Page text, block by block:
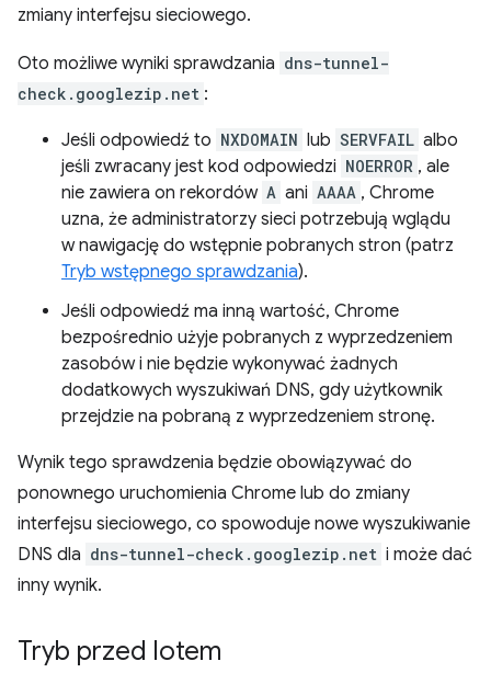
zmiany interfejsu sieciowego.
Oto możliwe wyniki sprawdzania dns-tunnel-
check.googlezip.net :
Jeśli odpowiedź to NXDOMAIN lub SERVFAIL albo
jeśli zwracany jest kod odpowiedzi NOERROR , ale
nie zawiera on rekordów A ani AAAA , Chrome
uzna, że administratorzy sieci potrzebują wglądu
w nawigację do wstępnie pobranych stron (patrz
Tryb wstępnego sprawdzania).
Jeśli odpowiedź ma inną wartość, Chrome
bezpośrednio użyje pobranych z wyprzedzeniem
zasobów i nie będzie wykonywać żadnych
dodatkowych wyszukiwań DNS, gdy użytkownik
przejdzie na pobraną z wyprzedzeniem stronę.
Wynik tego sprawdzenia będzie obowiązywać do
ponownego uruchomienia Chrome lub do zmiany
interfejsu sieciowego, co spowoduje nowe wyszukiwanie
DNS dla dns-tunnel-check.googlezip.net i może dać
inny wynik.
Tryb przed lotem